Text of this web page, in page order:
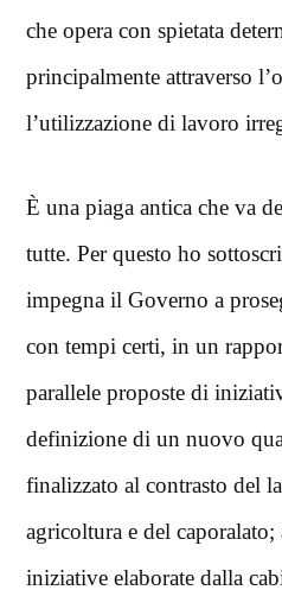
che opera con spietata
principalmente attraverso
l’utilizzazione di lavoro
È una piaga antica che va
tutte. Per questo ho
impegna il Governo a
con tempi certi, in un
parallele proposte di
definizione di un nuovo
finalizzato al contrasto del
agricoltura e del
iniziative elaborate dalla